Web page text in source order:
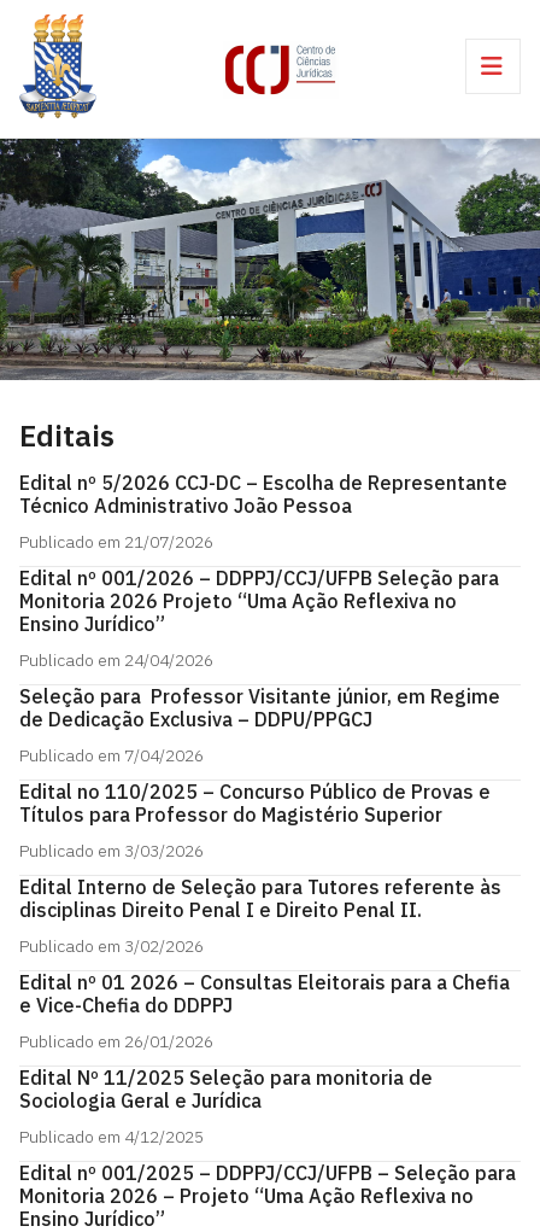
Editais
Edital nº 5/2026 CCJ-DC – Escolha de Representante
Técnico Administrativo João Pessoa
Publicado em 21/07/2026
Edital nº 001/2026 – DDPPJ/CCJ/UFPB Seleção para
Monitoria 2026 Projeto “Uma Ação Reflexiva no
Ensino Jurídico”
Publicado em 24/04/2026
Seleção para Professor Visitante júnior, em Regime
de Dedicação Exclusiva – DDPU/PPGCJ
Publicado em 7/04/2026
Edital no 110/2025 – Concurso Público de Provas e
Títulos para Professor do Magistério Superior
Publicado em 3/03/2026
Edital Interno de Seleção para Tutores referente às
disciplinas Direito Penal I e Direito Penal II.
Publicado em 3/02/2026
Edital nº 01 2026 – Consultas Eleitorais para a Chefia
e Vice-Chefia do DDPPJ
Publicado em 26/01/2026
Edital Nº 11/2025 Seleção para monitoria de
Sociologia Geral e Jurídica
Publicado em 4/12/2025
Edital nº 001/2025 – DDPPJ/CCJ/UFPB – Seleção para
Monitoria 2026 – Projeto “Uma Ação Reflexiva no
Ensino Jurídico”